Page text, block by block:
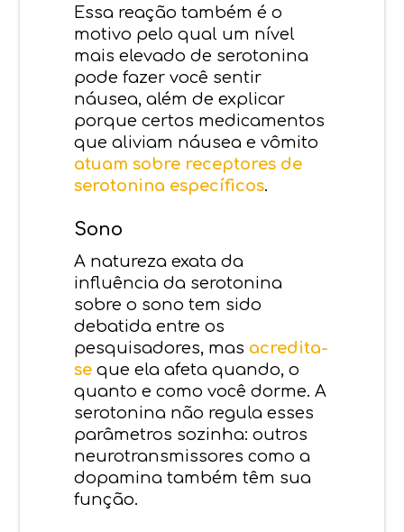
Essa reação também é o
motivo pelo qual um nível
mais elevado de serotonina
pode fazer você sentir
náusea, além de explicar
porque certos medicamentos
que aliviam náusea e vômito
atuam sobre receptores de
serotonina específicos.
Sono
A natureza exata da
influência da serotonina
sobre o sono tem sido
debatida entre os
pesquisadores, mas acredita-
se que ela afeta quando, o
quanto e como você dorme. A
serotonina não regula esses
parâmetros sozinha: outros
neurotransmissores como a
dopamina também têm sua
função.